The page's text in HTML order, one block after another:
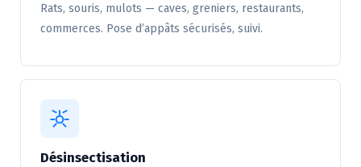
Rats, souris, mulots — caves, greniers, restaurants,
commerces. Pose d’appâts sécurisés, suivi.
Désinsectisation